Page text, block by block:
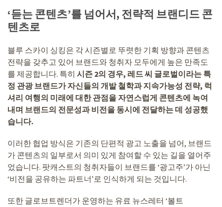
‘듣는 콘텐츠’를 넘어서, 전략적 브랜디드 콘
텐츠로
블루 스카이 싱킹은 각 시즌별로 뚜렷한 기획 방향과 콘텐츠
전략을 갖추고 있어 브랜드와 청취자 모두에게 높은 만족도
를 제공합니다. 특히 시즌 2의 경우, 레드 씨 글로벌이라는 특
정 관광 브랜드가 자신들의 개발 철학과 지속가능성 전략, 럭
셔리 여행의 미래에 대한 관점을 자연스럽게 콘텐츠에 녹여
내며 브랜드의 전문성과 비전을 동시에 전달하는 데 성공했
습니다.
이러한 협업 방식은 기존의 단편적 광고 노출을 넘어, 브랜드
가 콘텐츠의 일부로서 의미 있게 참여할 수 있는 길을 열어주
었습니다. 팟캐스트의 청취자들이 브랜드를 ‘광고주’가 아닌
‘비전을 공유하는 파트너’로 인식하게 되는 것입니다.
또한 글로브트렌더가 운영하는 유료 뉴스레터 ‘볼트